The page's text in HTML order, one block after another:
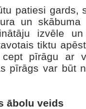
patiesi gards,
un
izvēle
tiktu
pīrāgu ar
pīrāgs var būt
ābolu veids